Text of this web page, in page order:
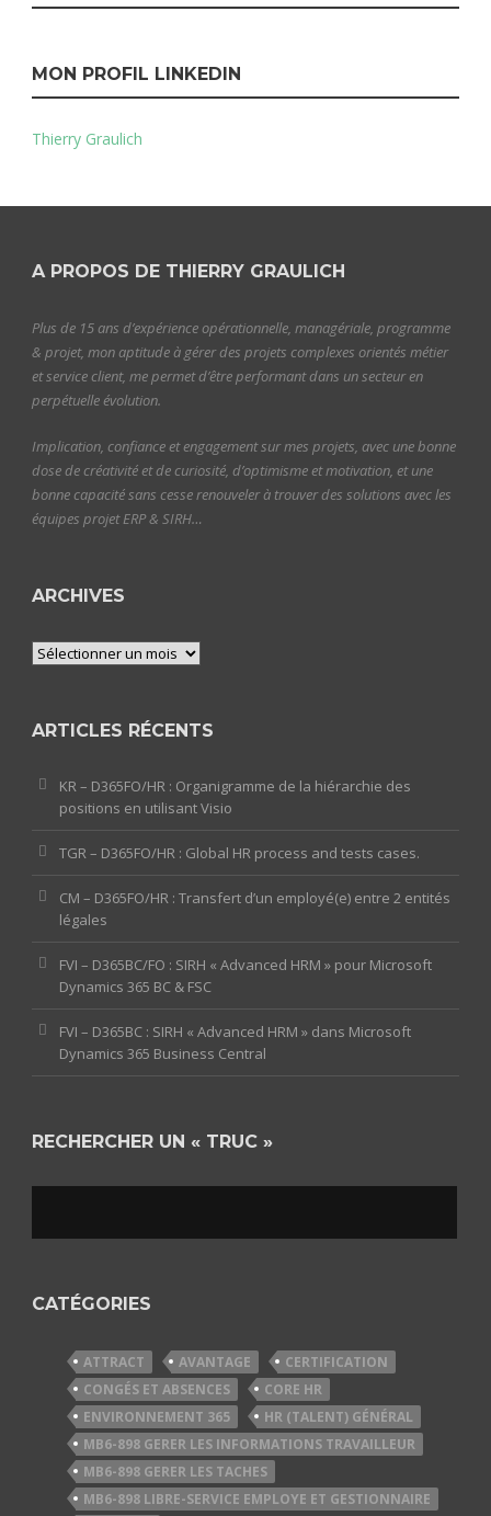
MON PROFIL LINKEDIN
Thierry Graulich
A PROPOS DE THIERRY GRAULICH
Plus de 15 ans d’expérience opérationnelle, managériale, programme
& projet, mon aptitude à gérer des projets complexes orientés métier
et service client, me permet d’être performant dans un secteur en
perpétuelle évolution.
Implication, confiance et engagement sur mes projets, avec une bonne
dose de créativité et de curiosité, d’optimisme et motivation, et une
bonne capacité sans cesse renouveler à trouver des solutions avec les
équipes projet ERP & SIRH…
ARCHIVES
Archives
ARTICLES RÉCENTS
KR – D365FO/HR : Organigramme de la hiérarchie des
positions en utilisant Visio
TGR – D365FO/HR : Global HR process and tests cases.
CM – D365FO/HR : Transfert d’un employé(e) entre 2 entités
légales
FVI – D365BC/FO : SIRH « Advanced HRM » pour Microsoft
Dynamics 365 BC & FSC
FVI – D365BC : SIRH « Advanced HRM » dans Microsoft
Dynamics 365 Business Central
RECHERCHER UN « TRUC »
CATÉGORIES
ATTRACT AVANTAGE
CERTIFICATION
CONGÉS ET ABSENCES
CORE HR
ENVIRONNEMENT 365
HR (TALENT) GÉNÉRAL
MB6-898 GERER LES INFORMATIONS TRAVAILLEUR
MB6-898 GERER LES TACHES
MB6-898 LIBRE-SERVICE EMPLOYE ET GESTIONNAIRE